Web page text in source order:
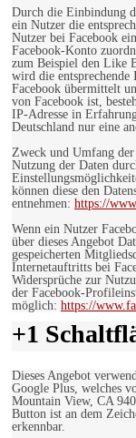
Durch die Einbindung
ein Nutzer die
Nutzer bei Facebook
Facebook-Konto
zum Beispiel den Like
wird die
Facebook übermittelt
von Facebook ist,
IP-Adresse in
Deutschland nur eine
Zweck und Umfang
Nutzung der Daten
können diese den
entnehmen: https://
Wenn ein Nutzer
über dieses Angebot
gespeicherten
Internetauftritts bei
Widersprüche zur
der Facebook-
möglich: https://
+1
Dieses Angebot
Google Plus, welches
Mountain View, CA
Button ist an dem
erkennbar.